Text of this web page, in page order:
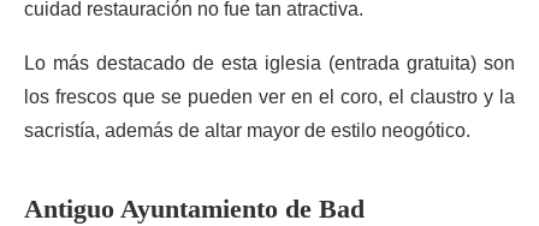
cuidad restauración no fue tan atractiva.
Lo más destacado de esta iglesia (entrada gratuita) son
los frescos que se pueden ver en el coro, el claustro y la
sacristía, además de altar mayor de estilo neogótico.
Antiguo Ayuntamiento de Bad